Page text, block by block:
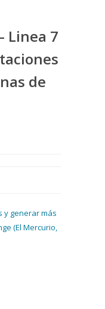
Linea 7
de
y generar más
(El Mercurio,